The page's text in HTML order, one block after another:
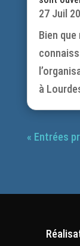
27 Juil
Bien que
à
« Entrées